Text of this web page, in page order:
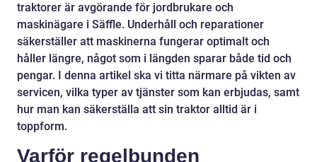
traktorer är avgörande för jordbrukare och
maskinägare i Säffle. Underhåll och reparationer
säkerställer att maskinerna fungerar optimalt och
håller längre, något som i längden sparar både tid och
pengar. I denna artikel ska vi titta närmare på vikten av
servicen, vilka typer av tjänster som kan erbjudas, samt
hur man kan säkerställa att sin traktor alltid är i
toppform.
Varför regelbunden